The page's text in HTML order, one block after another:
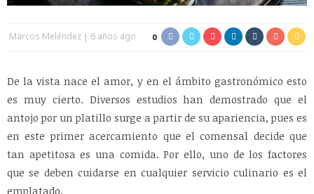
Marcos Meléndez 6 años ago 0
De la vista nace el amor, y en el ámbito gastronómico esto
es muy cierto. Diversos estudios han demostrado que el
antojo por un platillo surge a partir de su apariencia, pues es
en este primer acercamiento que el comensal decide que
tan apetitosa es una comida. Por ello, uno de los factores
que se deben cuidarse en cualquier servicio culinario es el
emplatado.